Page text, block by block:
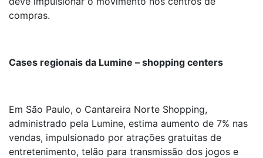
compras.
Cases regionais da Lumine – shopping centers
Em São Paulo, o Cantareira Norte Shopping,
administrado pela Lumine, estima aumento de 7% nas
vendas, impulsionado por atrações gratuitas de
entretenimento, telão para transmissão dos jogos e